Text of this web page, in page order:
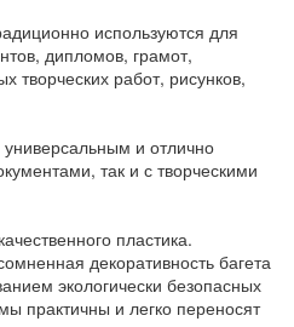
используются для
дипломов, грамот,
творческих работ, рисунков,
и отлично
так и с творческими
пластика.
декоративность багета
экологически безопасных
практичны и легко переносят